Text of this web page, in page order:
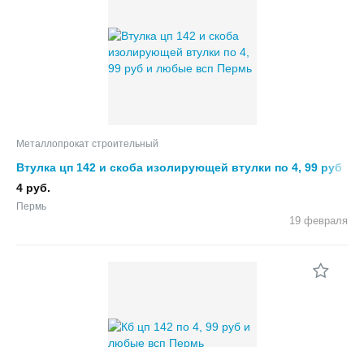
Металлопрокат строительный
Втулка цп 142 и скоба изолирующей втулки по 4, 99 руб
и любые всп
4 руб.
Пермь
19 февраля